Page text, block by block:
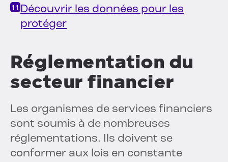
Découvrir les données pour les
protéger
Réglementation du
secteur financier
Les organismes de services financiers
sont soumis à de nombreuses
réglementations. Ils doivent se
conformer aux lois en constante